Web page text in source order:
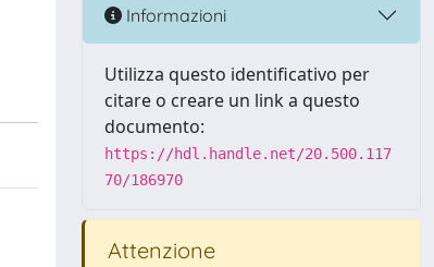
Informazioni
Utilizza questo identificativo per
citare o creare un link a questo
documento:
https://hdl.handle.net/20.500.117
70/186970
Attenzione